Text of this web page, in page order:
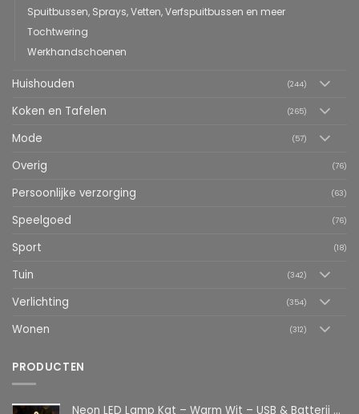
Spuitbussen, Sprays, Vetten, Verfspuitbussen en meer
Tochtwering
Werkhandschoenen
Huishouden (244)
Koken en Tafelen (265)
Mode (57)
Overig (76)
Persoonlijke verzorging (63)
Speelgoed (76)
Sport (18)
Tuin (342)
Verlichting (354)
Wonen (312)
PRODUCTEN
Neon LED Lamp Kat – Warm Wit – USB & Batterij – Decoratieve Tafellamp voor Kinderkamer – 28,5 x 24,5 cm